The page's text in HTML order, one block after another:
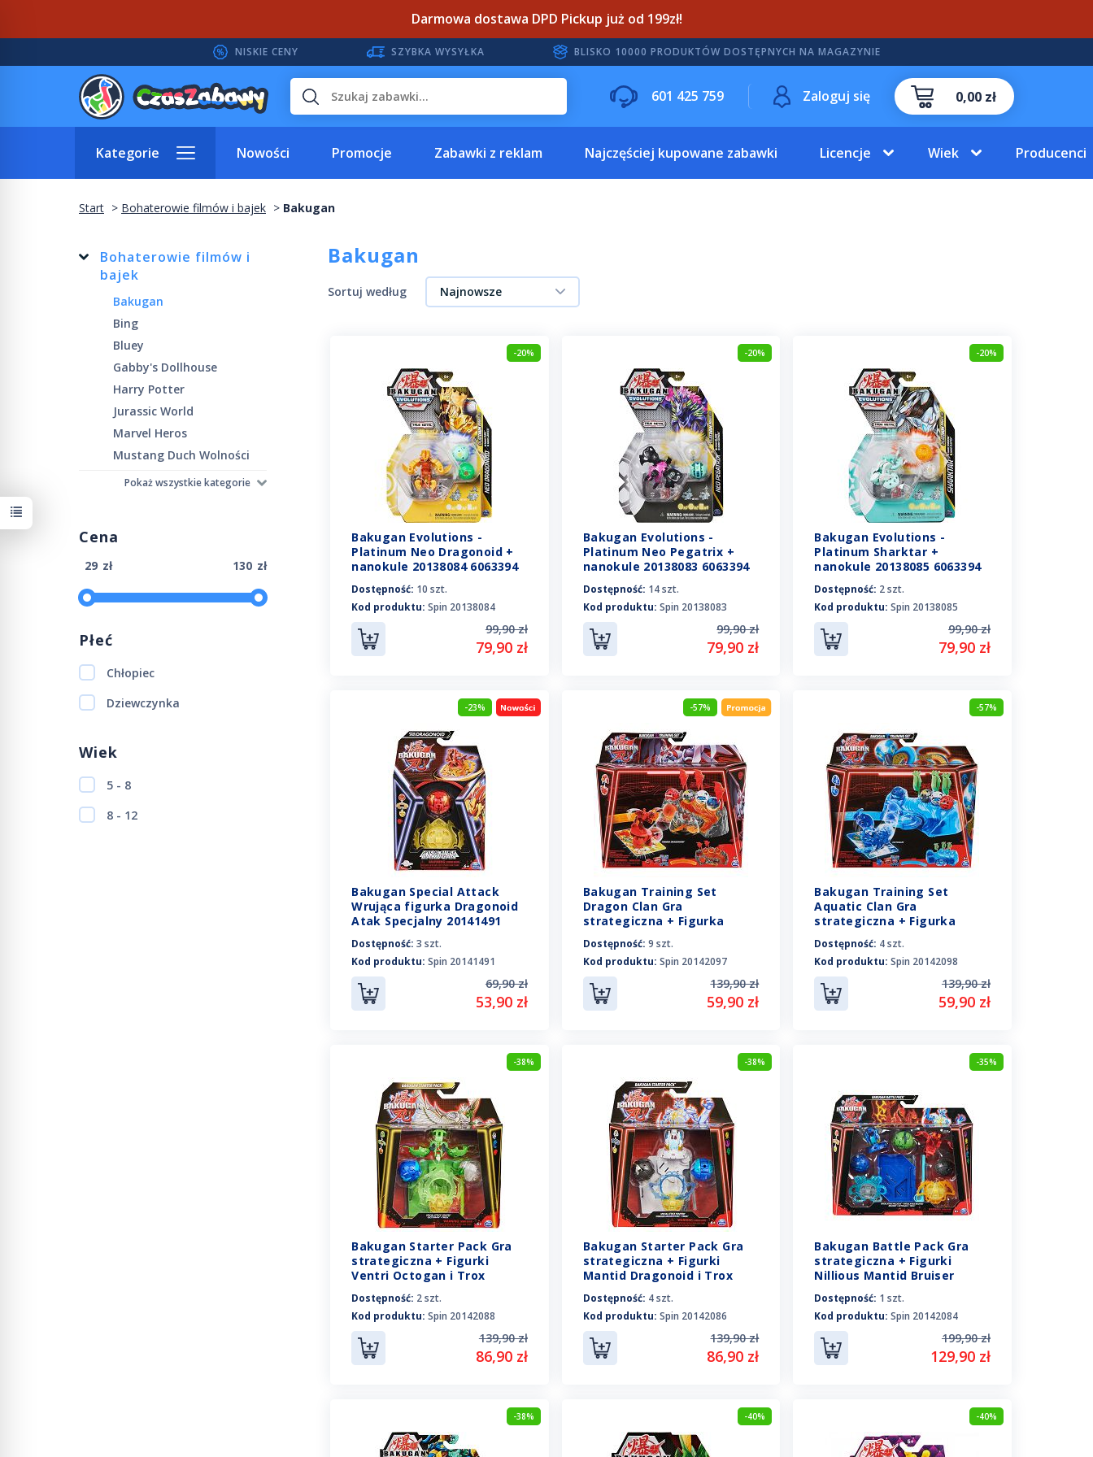
Darmowa dostawa DPD Pickup już od 199zł!
NISKIE CENY SZYBKA WYSYŁKA BLISKO 10000 PRODUKTÓW DOSTĘPNYCH NA MAGAZYNIE
0,00 zł
Zaloguj się
601 425 759
Wyszukaj
Kategorie Nowości Promocje Zabawki z reklam Najczęściej kupowane zabawki Licencje Wiek Producenci
Start Bohaterowie filmów i bajek Bakugan
Bakugan
Sortuj według Najnowsze
-20%
Bakugan Evolutions -
Platinum Neo Dragonoid +
nanokule 20138084 6063394
Dostępność: 10 szt.
Kod produktu: Spin 20138084
99,90 zł
79,90 zł
-20%
Bakugan Evolutions -
Platinum Neo Pegatrix +
nanokule 20138083 6063394
Dostępność: 14 szt.
Kod produktu: Spin 20138083
99,90 zł
79,90 zł
-20%
Bakugan Evolutions -
Platinum Sharktar +
nanokule 20138085 6063394
Dostępność: 2 szt.
Kod produktu: Spin 20138085
99,90 zł
79,90 zł
-23%
Bakugan Special Attack
Wrująca figurka Dragonoid
Atak Specjalny 20141491
Dostępność: 3 szt.
Kod produktu: Spin 20141491
69,90 zł
53,90 zł
-57%
Bakugan Training Set
Dragon Clan Gra
strategiczna + Figurka
Titanum Dragonoid
20142097
Dostępność: 9 szt.
Kod produktu: Spin 20142097
139,90 zł
59,90 zł
-57%
Bakugan Training Set
Aquatic Clan Gra
strategiczna + Figurka
Octogan 20142098
Dostępność: 4 szt.
Kod produktu: Spin 20142098
139,90 zł
59,90 zł
-38%
Bakugan Starter Pack Gra
strategiczna + Figurki
Ventri Octogan i Trox
20142088
Dostępność: 2 szt.
Kod produktu: Spin 20142088
139,90 zł
86,90 zł
-38%
Bakugan Starter Pack Gra
strategiczna + Figurki
Mantid Dragonoid i Trox
20142086
Dostępność: 4 szt.
Kod produktu: Spin 20142086
139,90 zł
86,90 zł
-35%
Bakugan Battle Pack Gra
strategiczna + Figurki
Nillious Mantid Bruiser
Octogan Trox 20142084
Dostępność: 1 szt.
Kod produktu: Spin 20142084
199,90 zł
129,90 zł
-38% -40% -40%
Bohaterowie filmów i
bajek
Bakugan
Bing
Bluey
Gabby's Dollhouse
Harry Potter
Jurassic World
Marvel Heros
Mustang Duch Wolności
Pokaż wszystkie kategorie
Cena
zł zł
Płeć
Chłopiec
Dziewczynka
Wiek
5 - 8
8 - 12